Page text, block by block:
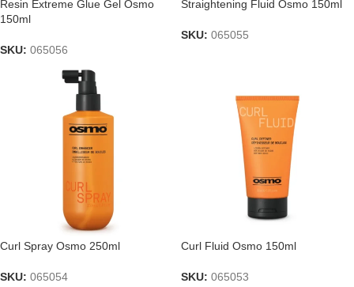
Resin Extreme Glue Gel Osmo
150ml
SKU: 065056
Straightening Fluid Osmo 150ml
SKU: 065055
Curl Spray Osmo 250ml
SKU: 065054
Curl Fluid Osmo 150ml
SKU: 065053